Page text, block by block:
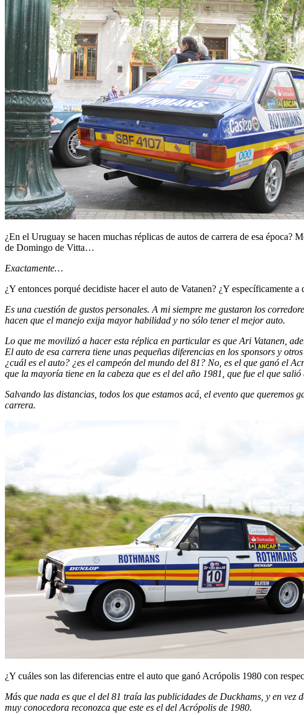
¿En el Uruguay se hacen muchas réplicas de autos de carrera de esa época?
de Domingo de Vitta…
Exactamente…
¿Y entonces porqué decidiste hacer el auto de Vatanen? ¿Y específicamente
Es una cuestión de gustos personales. A mi siempre me gustaron los
hacen que el manejo exija mayor habilidad y no sólo tener el mejor auto.
Lo que me movilizó a hacer esta réplica en particular es que Ari Vatanen,
El auto de esa carrera tiene unas pequeñas diferencias en los sponsors y
¿cuál es el auto? ¿es el campeón del mundo del 81? No, es el que ganó el
que la mayoría tiene en la cabeza que es el del año 1981, que fue el que
Salvando las distancias, todos los que estamos acá, el evento que
carrera.
¿Y cuáles son las diferencias entre el auto que ganó Acrópolis 1980 con
Más que nada es que el del 81 traía las publicidades de Duckhams, y en
muy conocedora reconozca que este es el del Acrópolis de 1980.